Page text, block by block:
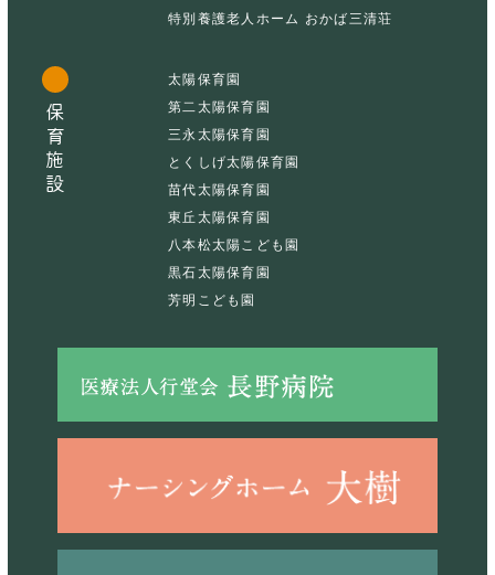
特別養護老人ホーム おかば三清荘
保育施設
太陽保育園
第二太陽保育園
三永太陽保育園
とくしげ太陽保育園
苗代太陽保育園
東丘太陽保育園
八本松太陽こども園
黒石太陽保育園
芳明こども園